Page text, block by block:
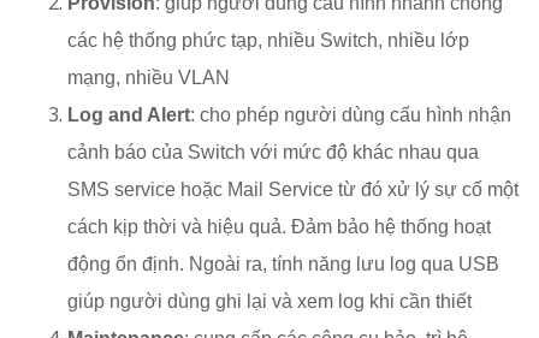
các hệ thống phức tạp, nhiều Switch, nhiều lớp
mạng, nhiều VLAN
Log and Alert: cho phép người dùng cấu hình nhận
cảnh báo của Switch với mức độ khác nhau qua
SMS service hoặc Mail Service từ đó xử lý sự cố một
cách kịp thời và hiệu quả. Đảm bảo hệ thống hoạt
động ổn định. Ngoài ra, tính năng lưu log qua USB
giúp người dùng ghi lại và xem log khi cần thiết